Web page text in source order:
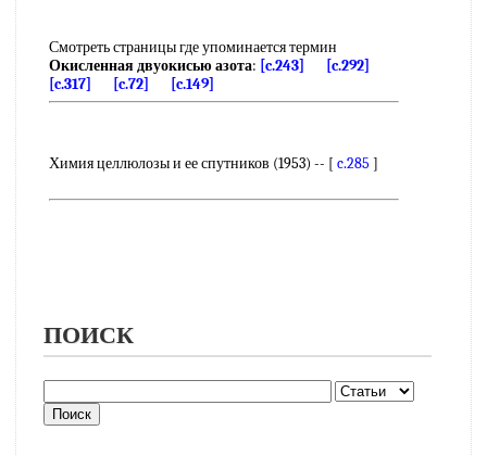
Смотреть страницы где упоминается термин
Окисленная двуокисью азота: [c.243]
[c.292]
[c.317]
[c.72] [c.149]
Химия целлюлозы и ее спутников (1953) -- [ c.285 ]
ПОИСК